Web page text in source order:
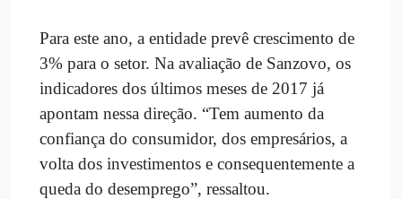
Para este ano, a entidade prevê crescimento de
3% para o setor. Na avaliação de Sanzovo, os
indicadores dos últimos meses de 2017 já
apontam nessa direção. “Tem aumento da
confiança do consumidor, dos empresários, a
volta dos investimentos e consequentemente a
queda do desemprego”, ressaltou.